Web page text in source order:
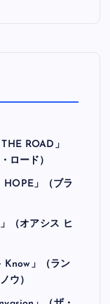
ROAD」
ロード）
」（ブラ
（オアシス ヒ
Know」（ラン
ウ）